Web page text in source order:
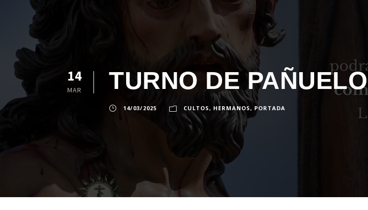
14
MAR TURNO DE PAÑUELO
14/03/2025 CULTOS, HERMANOS, PORTADA